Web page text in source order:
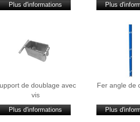
Plus d'informations Plus
de doublage avec
vis
Plus d'informations
Fer angle de
Plus